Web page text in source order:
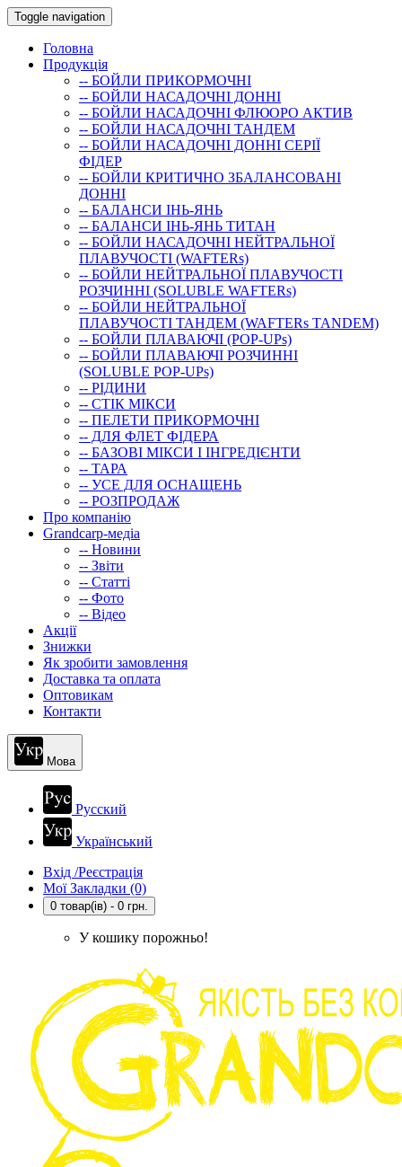
Toggle navigation
Головна
Продукція
-- БОЙЛИ ПРИКОРМОЧНI
-- БОЙЛИ НАСАДОЧНI ДОННI
-- БОЙЛИ НАСАДОЧНІ ФЛЮОРО АКТИВ
-- БОЙЛИ НАСАДОЧНІ ТАНДЕМ
-- БОЙЛИ НАСАДОЧНI ДОННI СЕРIÏ
ФIДЕР
-- БОЙЛИ КРИТИЧНО ЗБАЛАНСОВАНІ
ДОННІ
-- БАЛАНСИ ІНЬ-ЯНЬ
-- БАЛАНСИ ІНЬ-ЯНЬ ТИТАН
-- БОЙЛИ НАСАДОЧНI НЕЙТРАЛЬНОÏ
ПЛАВУЧОСТI (WAFTERs)
-- БОЙЛИ НЕЙТРАЛЬНОЇ ПЛАВУЧОСТІ
РОЗЧИННІ (SOLUBLE WAFTERs)
-- БОЙЛИ НЕЙТРАЛЬНОЇ
ПЛАВУЧОСТІ ТАНДЕМ (WAFTERs TANDEM)
-- БОЙЛИ ПЛАВАЮЧІ (POP-UPs)
-- БОЙЛИ ПЛАВАЮЧI РОЗЧИННI
(SOLUBLE POP-UPs)
-- РIДИНИ
-- СТIК МIКСИ
-- ПЕЛЕТИ ПРИКОРМОЧНІ
-- ДЛЯ ФЛЕТ ФІДЕРА
-- БАЗОВІ МІКСИ І ІНГРЕДІЄНТИ
-- ТАРА
-- УСЕ ДЛЯ ОСНАЩЕНЬ
-- РОЗПРОДАЖ
Про компанію
Grandcarp-медіа
-- Новини
-- Звіти
-- Статті
-- Фото
-- Відео
Акції
Знижки
Як зробити замовлення
Доставка та оплата
Оптовикам
Контакти
Мова
Русский
Український
Вхід /Реєстрація
Мої Закладки (0)
0 товар(ів) - 0 грн.
У кошику порожньо!